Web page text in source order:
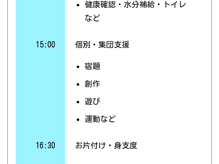
健康確認・水分補給・トイレ
など
15:00 個別・集団支援
宿題
創作
遊び
運動など
16:30 お片付け・身支度